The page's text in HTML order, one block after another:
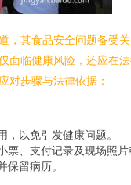
，其食品安全问题备受关
面临健康风险，还应在
对步骤与法律依据：
以免引发健康问题。
票、支付记录及现场照片
留病历。